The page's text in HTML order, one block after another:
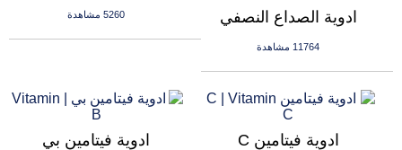
5260 مشاهدة ادوية الصداع النصفي
11764 مشاهدة
ادوية فيتامين بي ادوية فيتامين C